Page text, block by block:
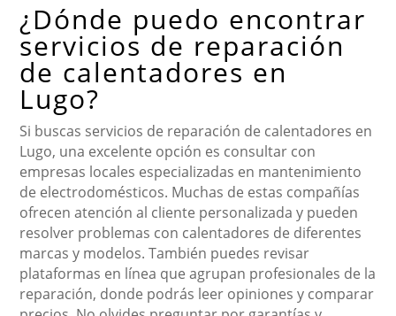
¿Dónde puedo encontrar
servicios de reparación
de calentadores en
Lugo?
Si buscas servicios de reparación de calentadores en
Lugo, una excelente opción es consultar con
empresas locales especializadas en mantenimiento
de electrodomésticos. Muchas de estas compañías
ofrecen atención al cliente personalizada y pueden
resolver problemas con calentadores de diferentes
marcas y modelos. También puedes revisar
plataformas en línea que agrupan profesionales de la
reparación, donde podrás leer opiniones y comparar